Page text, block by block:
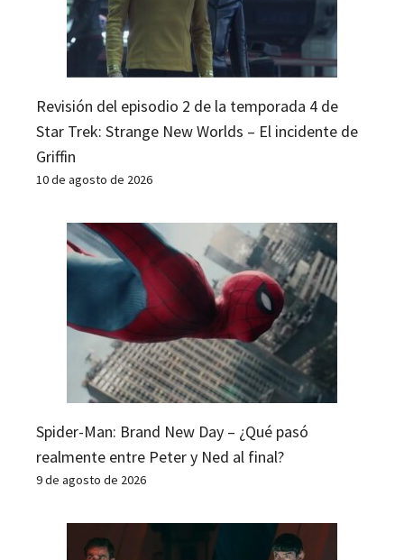
Revisión del episodio 2 de la temporada 4 de
Star Trek: Strange New Worlds – El incidente de
Griffin
10 de agosto de 2026
Spider-Man: Brand New Day – ¿Qué pasó
realmente entre Peter y Ned al final?
9 de agosto de 2026